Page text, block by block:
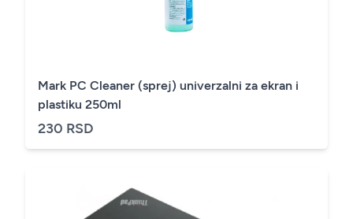
Mark PC Cleaner (sprej) univerzalni za ekran i
plastiku 250ml
230 RSD